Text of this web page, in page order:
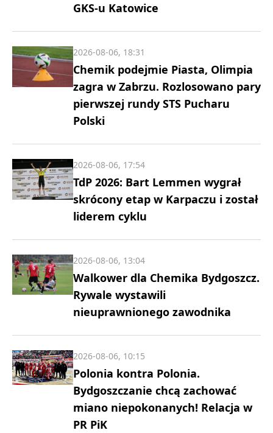
GKS-u Katowice
Chemik podejmie Piasta, Olimpia
zagra w Zabrzu. Rozlosowano pary
pierwszej rundy STS Pucharu
Polski
2026-08-06, 18:31
TdP 2026: Bart Lemmen wygrał
skrócony etap w Karpaczu i został
liderem cyklu
2026-08-06, 17:54
Walkower dla Chemika Bydgoszcz.
Rywale wystawili
nieuprawnionego zawodnika
2026-08-06, 13:04
Polonia kontra Polonia.
Bydgoszczanie chcą zachować
miano niepokonanych! Relacja w
PR PiK
2026-08-06, 10:15